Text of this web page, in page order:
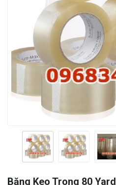
Băng Keo Trong 80 Yard